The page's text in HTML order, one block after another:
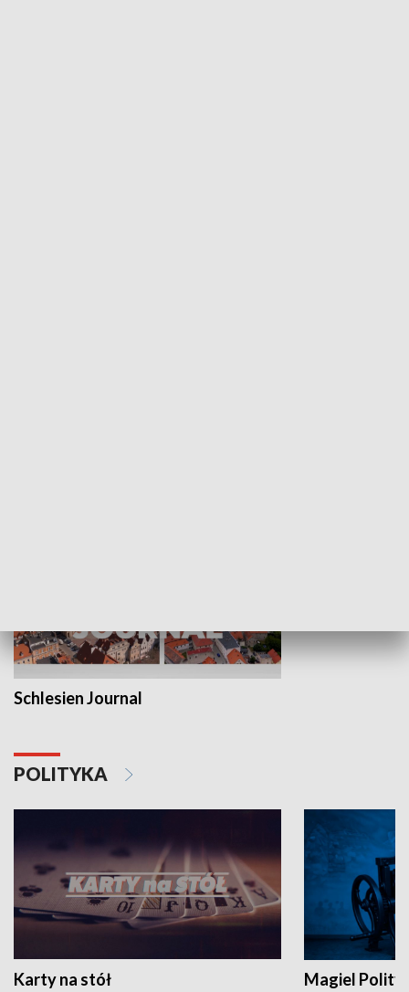
Schlesien Journal
POLITYKA
Karty na stół Magiel